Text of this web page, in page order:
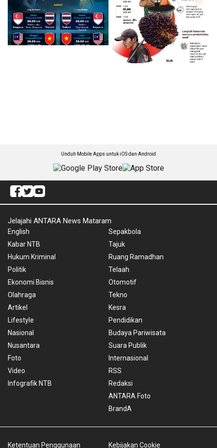
Unduh Mobile Apps untuk iOS dan Android
Jelajahi ANTARA News Mataram
English
Kabar NTB
Hukum Kriminal
Politik
Ekonomi Bisnis
Olahraga
Artikel
Lifestyle
Nasional
Nusantara
Foto
Video
Infografik NTB
Sepakbola
Tajuk
Ruang Ramadhan
Telaah
Otomotif
Tekno
Kesra
Pendidikan
Budaya Pariwisata
Suara Publik
Internasional
RSS
Redaksi
ANTARA Foto
BrandA
Ketentuan Penggunaan Kebijakan Cookie